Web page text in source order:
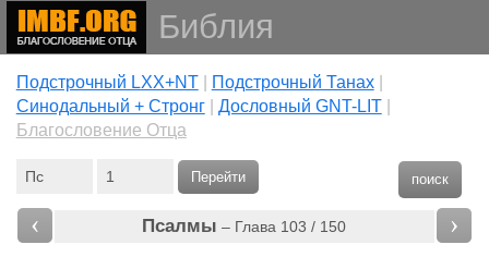
Библия
Подстрочный LXX+NT| Подстрочный Танах|
Cинодальный + Стронг| Дословный GNT-LIT|
Благословение Отца
поиск
Перейти
‹ Псалмы – Глава 103 / 150 ›